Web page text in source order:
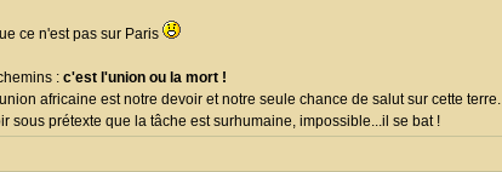
ce n'est pas sur Paris
: c'est l'union ou la mort !
africaine est notre devoir et notre seule chance de salut sur cette terre.
sous prétexte que la tâche est surhumaine, impossible...il se bat !